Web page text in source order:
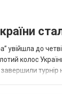
до
колос